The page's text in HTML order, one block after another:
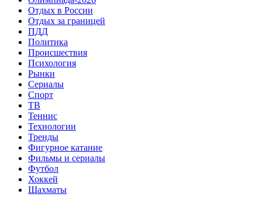
Отдых в России
Отдых за границей
ПДД
Политика
Происшествия
Психология
Рынки
Сериалы
Спорт
ТВ
Теннис
Технологии
Тренды
Фигурное катание
Фильмы и сериалы
Футбол
Хоккей
Шахматы